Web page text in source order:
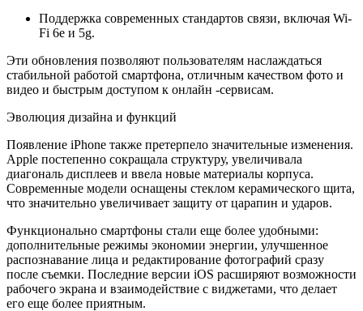
Поддержка современных стандартов связи, включая Wi-
Fi 6e и 5g.
Эти обновления позволяют пользователям наслаждаться
стабильной работой смартфона, отличным качеством фото и
видео и быстрым доступом к онлайн -сервисам.
Эволюция дизайна и функций
Появление iPhone также претерпело значительные изменения.
Apple постепенно сокращала структуру, увеличивала
диагональ дисплеев и ввела новые материалы корпуса.
Современные модели оснащены стеклом керамического щита,
что значительно увеличивает защиту от царапин и ударов.
Функционально смартфоны стали еще более удобными:
дополнительные режимы экономии энергии, улучшенное
распознавание лица и редактирование фотографий сразу
после съемки. Последние версии iOS расширяют возможности
рабочего экрана и взаимодействие с виджетами, что делает
его еще более приятным.